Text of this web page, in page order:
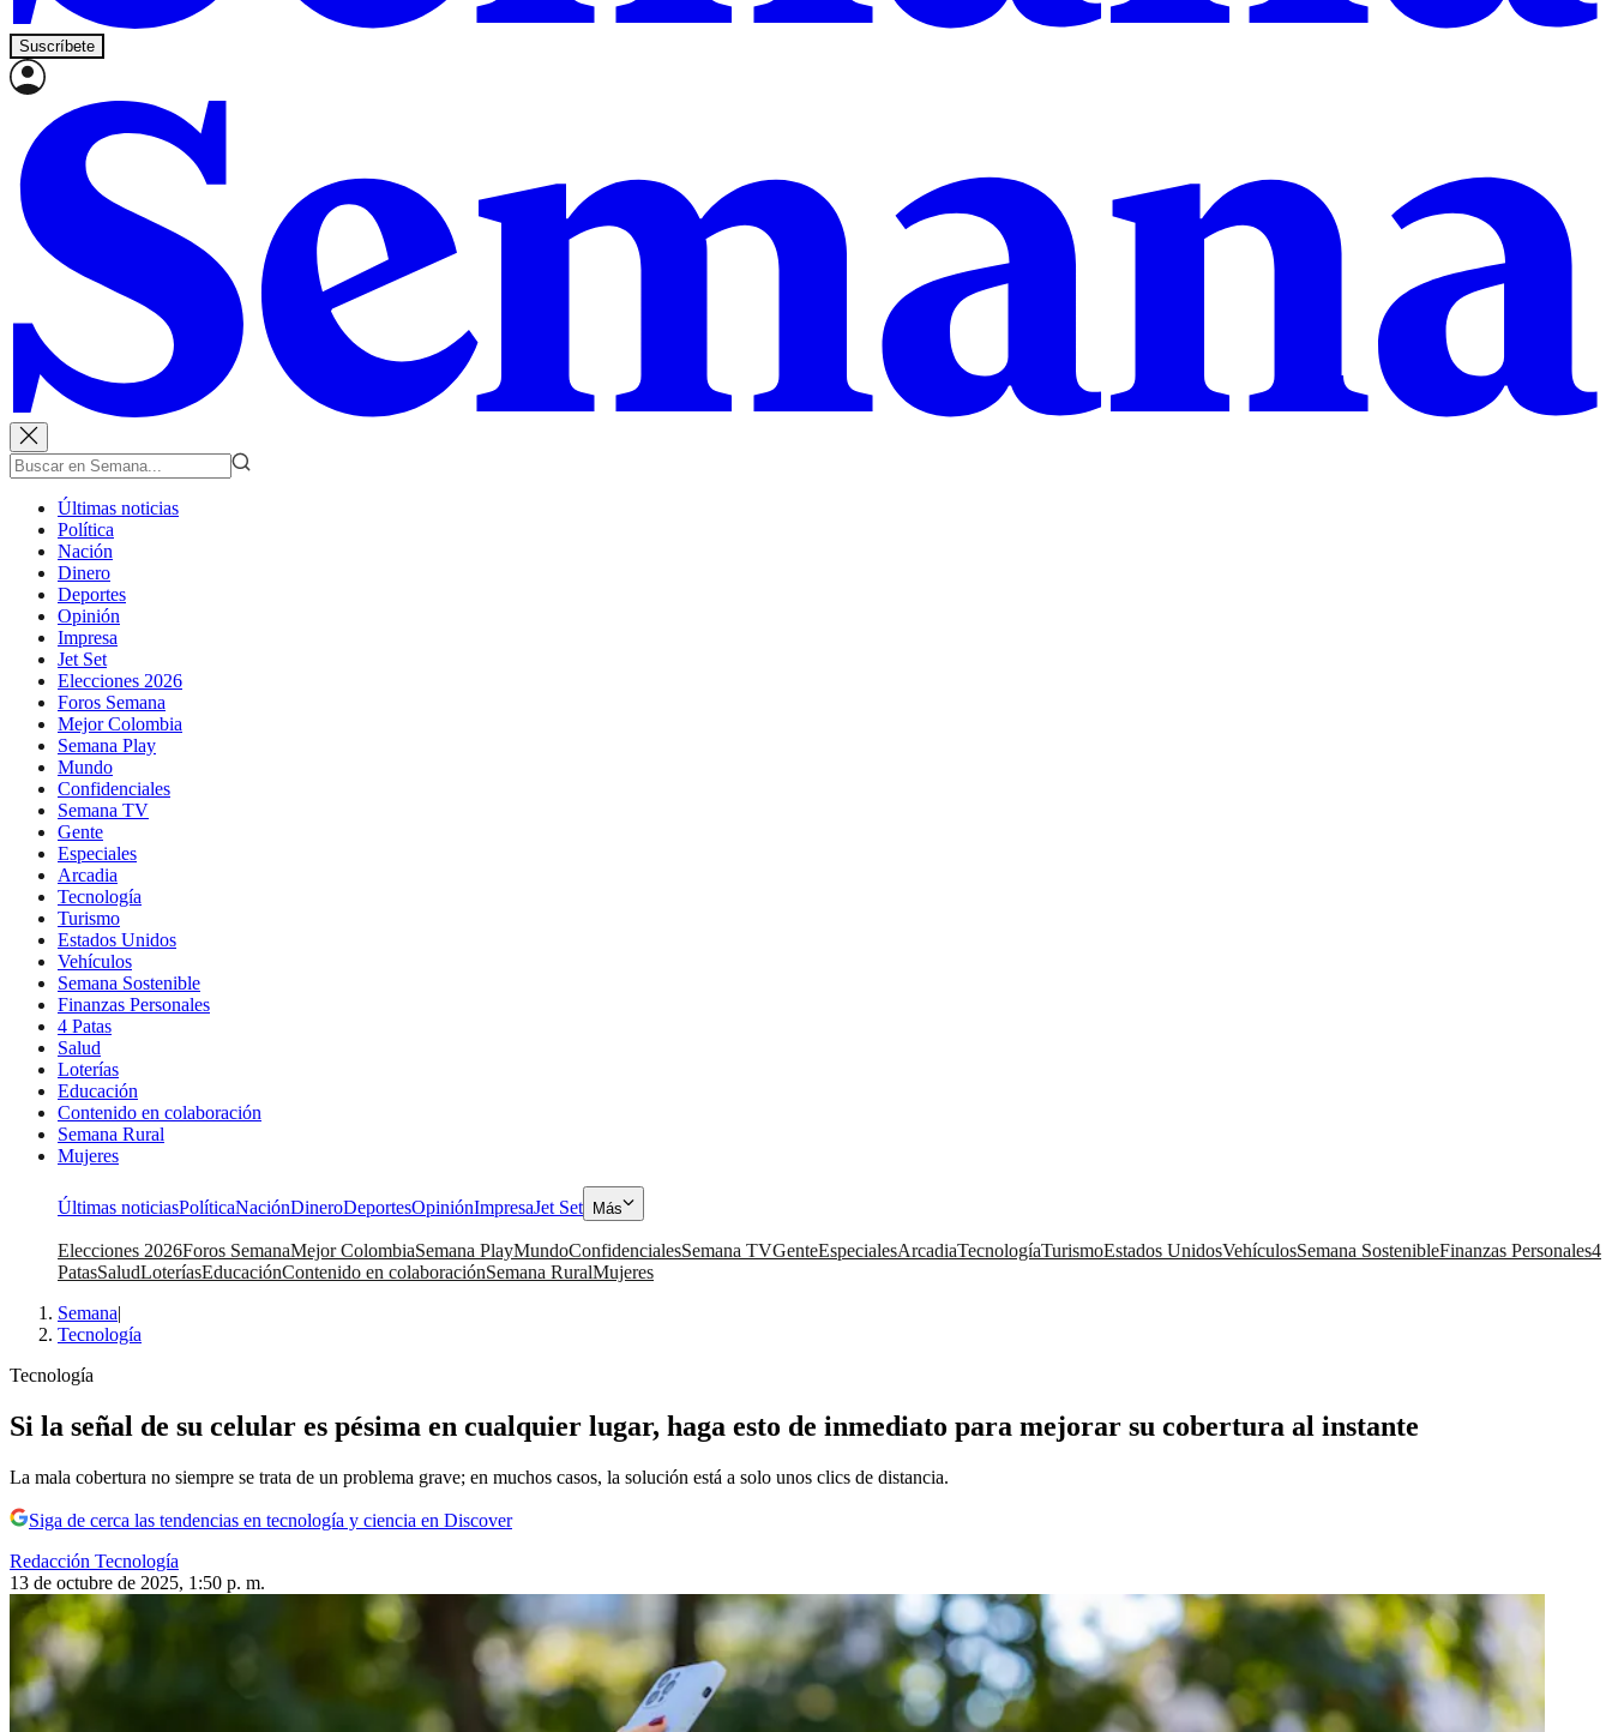
Suscríbete
Últimas noticias
Política
Nación
Dinero
Deportes
Opinión
Impresa
Jet Set
Elecciones 2026
Foros Semana
Mejor Colombia
Semana Play
Mundo
Confidenciales
Semana TV
Gente
Especiales
Arcadia
Tecnología
Turismo
Estados Unidos
Vehículos
Semana Sostenible
Finanzas Personales
4 Patas
Salud
Loterías
Educación
Contenido en colaboración
Semana Rural
Mujeres
Últimas noticiasPolíticaNaciónDineroDeportesOpiniónImpresaJet Set Más
Elecciones 2026Foros SemanaMejor ColombiaSemana PlayMundoConfidencialesSemana TVGenteEspecialesArcadiaTecnologíaTurismoEstados UnidosVehículosSemana SostenibleFinanzas Personales4
PatasSaludLoteríasEducaciónContenido en colaboraciónSemana RuralMujeres
Semana|
Tecnología
Tecnología
Si la señal de su celular es pésima en cualquier lugar, haga esto de inmediato para mejorar su cobertura al instante
La mala cobertura no siempre se trata de un problema grave; en muchos casos, la solución está a solo unos clics de distancia.
Siga de cerca las tendencias en tecnología y ciencia en Discover
Redacción Tecnología
13 de octubre de 2025, 1:50 p. m.